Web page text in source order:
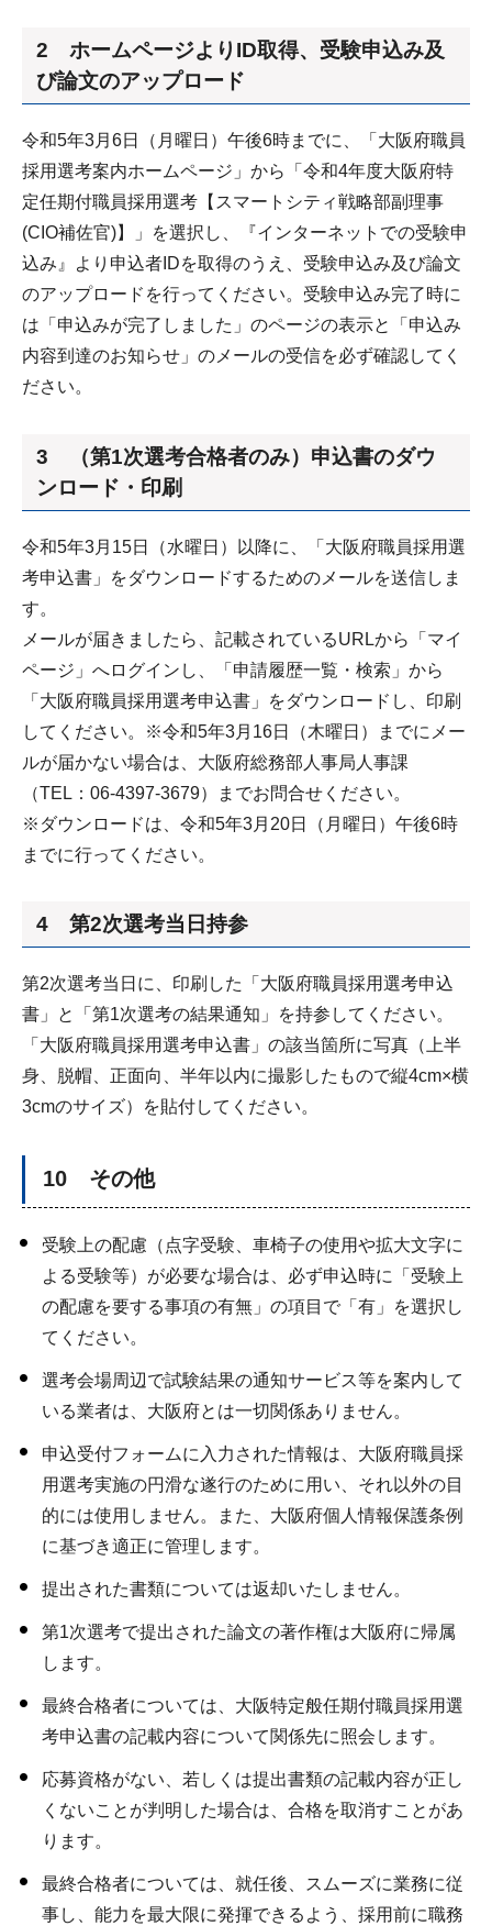
2 ホームページよりID取得、受験申込み及
び論文のアップロード
令和5年3月6日（月曜日）午後6時までに、「大阪府職員
採用選考案内ホームページ」から「令和4年度大阪府特
定任期付職員採用選考【スマートシティ戦略部副理事
(CIO補佐官)】」を選択し、『インターネットでの受験申
込み』より申込者IDを取得のうえ、受験申込み及び論文
のアップロードを行ってください。受験申込み完了時に
は「申込みが完了しました」のページの表示と「申込み
内容到達のお知らせ」のメールの受信を必ず確認してく
ださい。
3 （第1次選考合格者のみ）申込書のダウ
ンロード・印刷
令和5年3月15日（水曜日）以降に、「大阪府職員採用選
考申込書」をダウンロードするためのメールを送信しま
す。
メールが届きましたら、記載されているURLから「マイ
ページ」へログインし、「申請履歴一覧・検索」から
「大阪府職員採用選考申込書」をダウンロードし、印刷
してください。※令和5年3月16日（木曜日）までにメー
ルが届かない場合は、大阪府総務部人事局人事課
（TEL：06-4397-3679）までお問合せください。
※ダウンロードは、令和5年3月20日（月曜日）午後6時
までに行ってください。
4 第2次選考当日持参
第2次選考当日に、印刷した「大阪府職員採用選考申込
書」と「第1次選考の結果通知」を持参してください。
「大阪府職員採用選考申込書」の該当箇所に写真（上半
身、脱帽、正面向、半年以内に撮影したもので縦4cm×横
3cmのサイズ）を貼付してください。
10 その他
受験上の配慮（点字受験、車椅子の使用や拡大文字に
よる受験等）が必要な場合は、必ず申込時に「受験上
の配慮を要する事項の有無」の項目で「有」を選択し
てください。
選考会場周辺で試験結果の通知サービス等を案内して
いる業者は、大阪府とは一切関係ありません。
申込受付フォームに入力された情報は、大阪府職員採
用選考実施の円滑な遂行のために用い、それ以外の目
的には使用しません。また、大阪府個人情報保護条例
に基づき適正に管理します。
提出された書類については返却いたしません。
第1次選考で提出された論文の著作権は大阪府に帰属
します。
最終合格者については、大阪特定般任期付職員採用選
考申込書の記載内容について関係先に照会します。
応募資格がない、若しくは提出書類の記載内容が正し
くないことが判明した場合は、合格を取消すことがあ
ります。
最終合格者については、就任後、スムーズに業務に従
事し、能力を最大限に発揮できるよう、採用前に職務